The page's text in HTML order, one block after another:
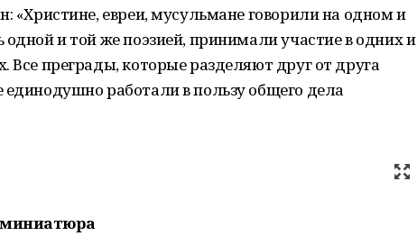
«Христине, евреи, мусульмане говорили на одном и
и той же поэзией, принимали участие в одних и
Все преграды, которые разделяют друг от друга
работали в пользу общего дела
миниатюра